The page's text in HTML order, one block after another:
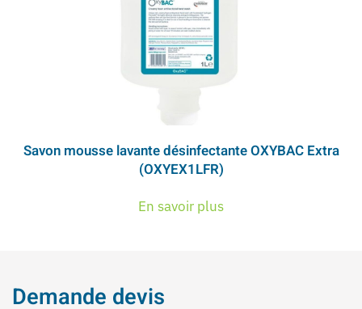
Savon mousse lavante désinfectante OXYBAC Extra
(OXYEX1LFR)
En savoir plus
Demande devis